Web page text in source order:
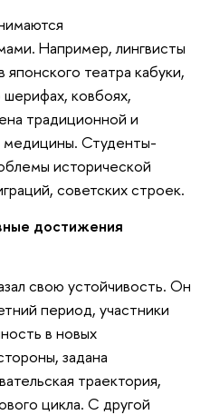
Например, лингвисты
театра кабуки,
ковбоях,
традиционной и
медицины. Студенты-
исторической
советских строек.
достижения
свою устойчивость. Он
период, участники
в новых
задана
траектория,
цикла. С другой